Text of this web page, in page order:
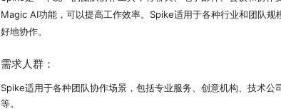
Magic AI功能，可以提高工作效率。Spike适用于各种行业和团队规
好地协作。
需求人群：
Spike适用于各种团队协作场景，包括专业服务、创意机构、技术公
等。